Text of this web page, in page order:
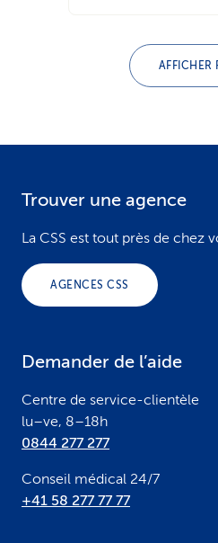
AFFICHER
Trouver une agence
La CSS est tout près de chez
AGENCES CSS
Demander de l’aide
Centre de service-clientèle
lu–ve, 8–18h
0844 277 277
Conseil médical 24/7
+41 58 277 77 77